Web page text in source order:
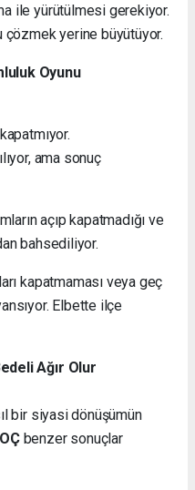
ile yürütülmesi gerekiyor.
çözmek yerine büyütüyor.
Oyunu
ama sonuç
açıp kapatmadığı ve
bahsediliyor.
kapatmaması veya geç
Elbette ilçe
Ağır Olur
bir siyasi dönüşümün
benzer sonuçlar